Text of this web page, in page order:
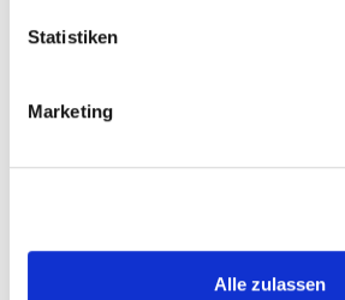
Statistiken
Marketing
Alle zulassen